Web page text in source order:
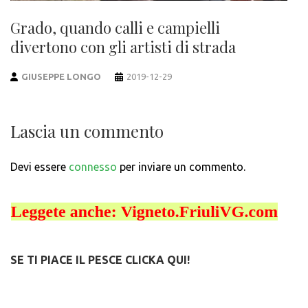
Grado, quando calli e campielli
divertono con gli artisti di strada
GIUSEPPE LONGO 2019-12-29
Lascia un commento
Devi essere connesso per inviare un commento.
SE TI PIACE IL PESCE CLICKA QUI!